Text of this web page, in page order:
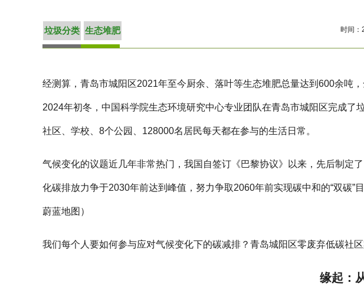
垃圾分类 生态堆肥 时间
经测算，青岛市城阳区2021年至今厨余、落叶等生态堆肥总量达到600余
2024年初冬，中国科学院生态环境研究中心专业团队在青岛市城阳区完成
社区、学校、8个公园、128000名居民每天都在参与的生活日常。
气候变化的议题近几年非常热门，我国自签订《巴黎协议》以来，先后制定
化碳排放力争于2030年前达到峰值，努力争取2060年前实现碳中和的“双碳
蔚蓝地图）
我们每个人要如何参与应对气候变化下的碳减排？青岛城阳区零废弃低碳社
缘起：